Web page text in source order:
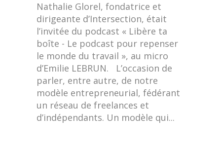
Nathalie Glorel, fondatrice et
dirigeante d’Intersection, était
l’invitée du podcast « Libère ta
boîte - Le podcast pour repenser
le monde du travail », au micro
d’Emilie LEBRUN. L’occasion de
parler, entre autre, de notre
modèle entrepreneurial, fédérant
un réseau de freelances et
d’indépendants. Un modèle qui...